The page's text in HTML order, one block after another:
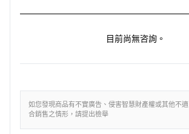
目前尚無咨詢。
如您發現商品有不實廣告、侵害智慧財產權或其他不適
合銷售之情形，請提出檢舉